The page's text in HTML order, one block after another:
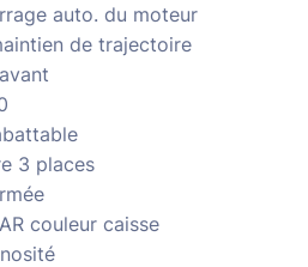
auto. du moteur
de trajectoire
3 places
couleur caisse